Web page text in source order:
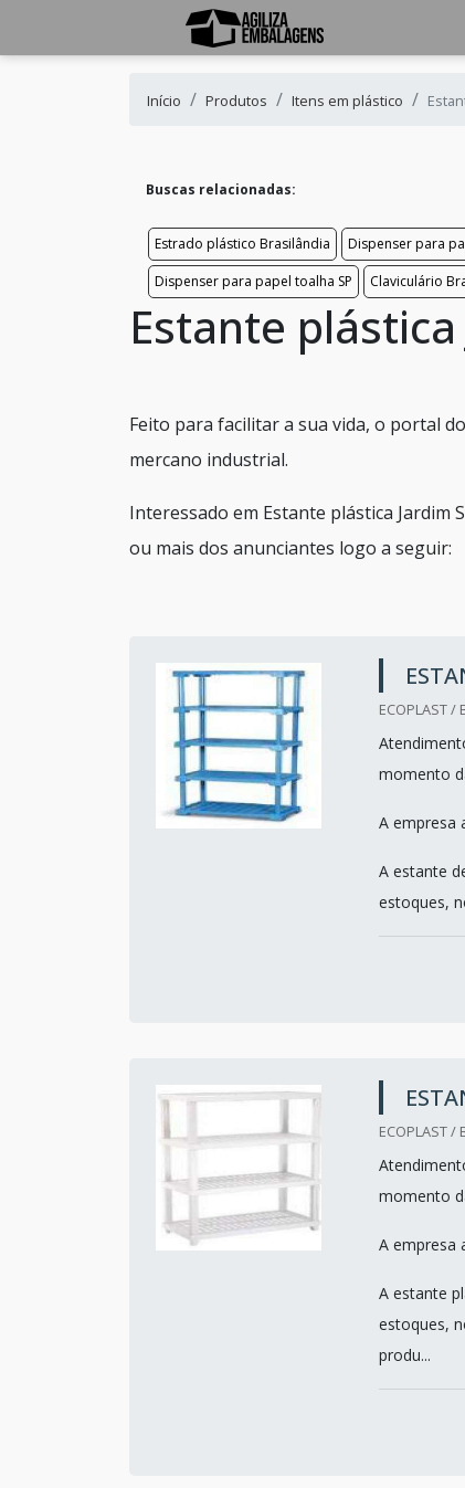
Início Produtos Itens em plástico
Buscas relacionadas:
Estrado plástico Brasilândia Dispenser para
Dispenser para papel toalha SP
Claviculário
Estante
Feito para facilitar a sua vida, o portal
mercano industrial.
Interessado em Estante plástica Jardim
ou mais dos anunciantes logo a seguir:
ECOPLAST /
momento
A empresa
A estante
estoques,
ECOPLAST /
momento
A empresa
A estante
estoques,
produ...